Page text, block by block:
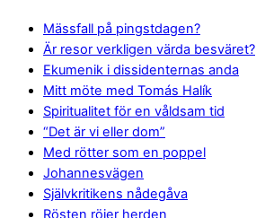
Mässfall på pingstdagen?
Är resor verkligen värda besväret?
Ekumenik i dissidenternas anda
Mitt möte med Tomás Halík
Spiritualitet för en våldsam tid
“Det är vi eller dom”
Med rötter som en poppel
Johannesvägen
Självkritikens nådegåva
Rösten röjer herden